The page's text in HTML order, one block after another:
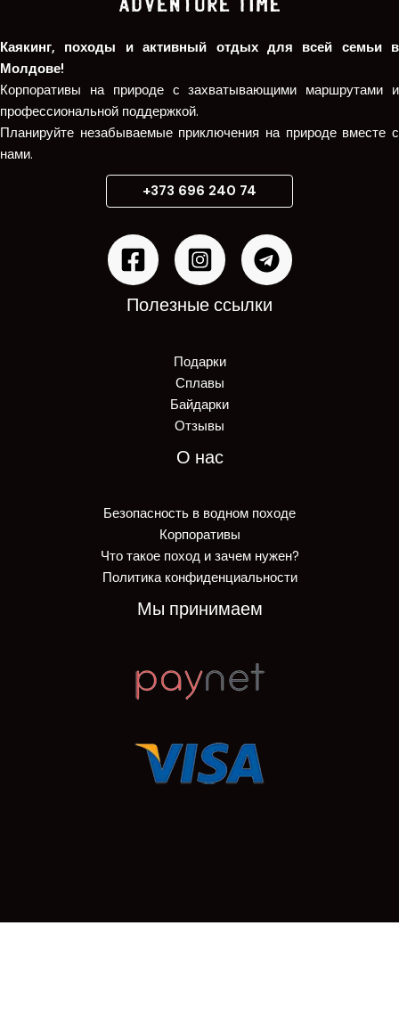
Каякинг, походы и активный отдых для всей семьи в
Молдове!
Корпоративы на природе с захватывающими маршрутами и
профессиональной поддержкой.
Планируйте незабываемые приключения на природе вместе с
нами.
+373 696 240 74
Полезные ссылки
Подарки
Сплавы
Байдарки
Отзывы
О нас
Безопасность в водном походе
Корпоративы
Что такое поход и зачем нужен?
Политика конфиденциальности
Мы принимаем